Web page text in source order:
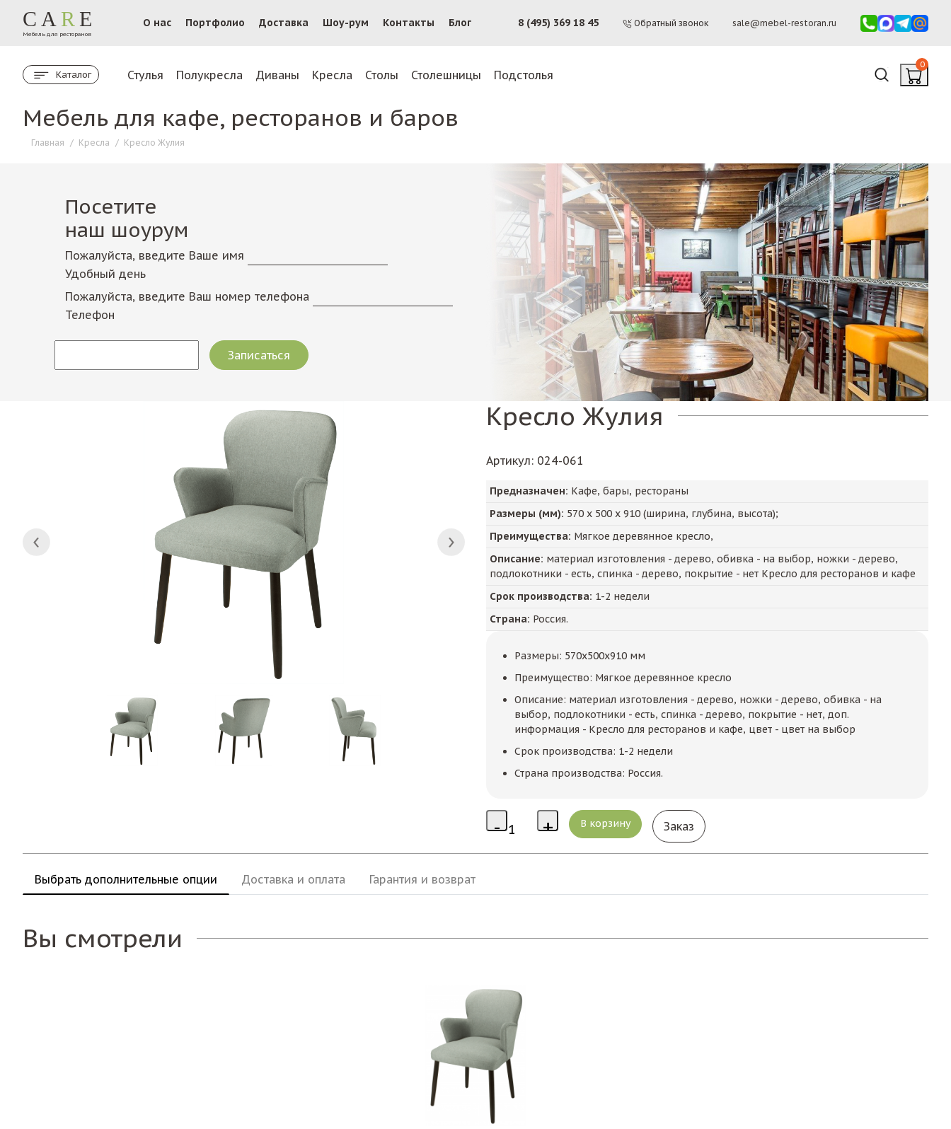
CA R E
Мебель для ресторанов
О нас Портфолио Доставка Шоу-рум Контакты Блог 8 (495) 369 18 45 Обратный звонок sale@mebel-restoran.ru
Каталог Стулья Полукресла Диваны Кресла Столы Столешницы Подстолья
0
Мебель для кафе, ресторанов и баров
Главная / Кресла / Кресло Жулия
Посетите
наш шоурум
Пожалуйста, введите Ваше имя
Удобный день
Пожалуйста, введите Ваш номер телефона
Телефон
Кресло Жулия
Артикул: 024-061
Предназначен: Кафе, бары, рестораны
Размеры (мм): 570 х 500 х 910 (ширина, глубина, высота);
Преимущества: Мягкое деревянное кресло,
Описание: материал изготовления - дерево, обивка - на выбор, ножки - дерево,
подлокотники - есть, спинка - дерево, покрытие - нет Кресло для ресторанов и кафе
Срок производства: 1-2 недели
Страна: Россия.
Размеры: 570x500x910 мм
Преимущество: Мягкое деревянное кресло
Описание: материал изготовления - дерево, ножки - дерево, обивка - на
выбор, подлокотники - есть, спинка - дерево, покрытие - нет, доп.
информация - Кресло для ресторанов и кафе, цвет - цвет на выбор
Срок производства: 1-2 недели
Страна производства: Россия.
Заказ
Выбрать дополнительные опции Доставка и оплата Гарантия и возврат
Вы смотрели